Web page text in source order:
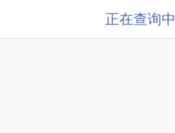
正在查询中